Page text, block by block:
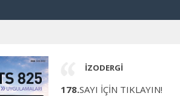
İZODERGİ
178.SAYI İÇİN TIKLAYIN!